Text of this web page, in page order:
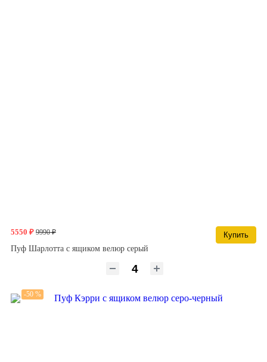
5550 ₽ 9990 ₽
Купить
Пуф Шарлотта с ящиком велюр серый
-50 %